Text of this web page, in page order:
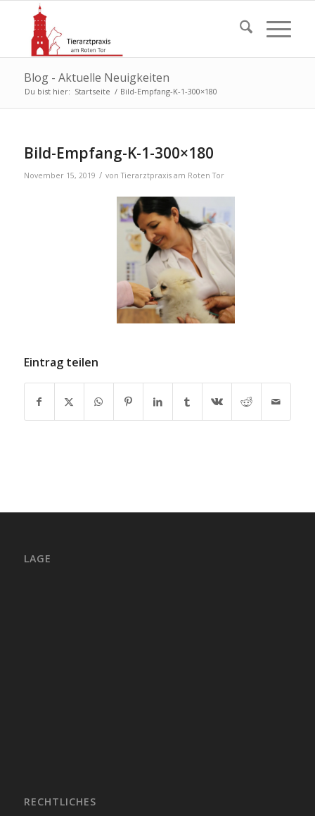
Blog - Aktuelle Neuigkeiten
Du bist hier: Startseite / Bild-Empfang-K-1-300×180
Bild-Empfang-K-1-300×180
November 15, 2019 / vonTierarztpraxis am Roten Tor
Eintrag teilen
LAGE
RECHTLICHES